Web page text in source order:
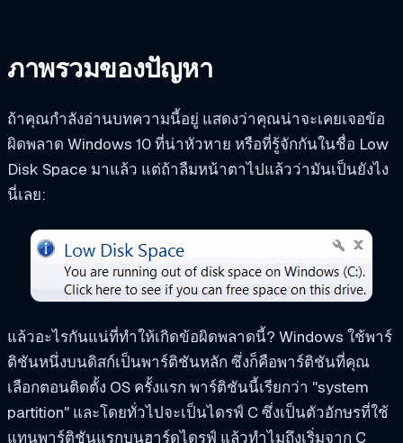
ภาพรวมของปัญหา
ถ้าคุณกำลังอ่านบทความนี้อยู่ แสดงว่าคุณน่าจะเคยเจอข้อ
ผิดพลาด Windows 10 ที่น่าหัวหาย หรือที่รู้จักกันในชื่อ Low
Disk Space มาแล้ว แต่ถ้าลืมหน้าตาไปแล้วว่ามันเป็นยังไง
นี่เลย:
แล้วอะไรกันแน่ที่ทำให้เกิดข้อผิดพลาดนี้? Windows ใช้พาร์
ติชันหนึ่งบนดิสก์เป็นพาร์ติชันหลัก ซึ่งก็คือพาร์ติชันที่คุณ
เลือกตอนติดตั้ง OS ครั้งแรก พาร์ติชันนี้เรียกว่า "system
partition" และโดยทั่วไปจะเป็นไดรฟ์ C ซึ่งเป็นตัวอักษรที่ใช้
แทนพาร์ติชันแรกบนฮาร์ดไดรฟ์ แล้วทำไมถึงเริ่มจาก C